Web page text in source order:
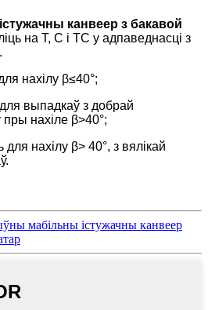
істужачны канвеер з бакавой
на T, C і TC у адпаведнасці з
нахілу β≤40°;
выпадкаў з добрай
нахіле β>40°;
нахілу β> 40°, з вялікай
мабільны істужачны канвеер